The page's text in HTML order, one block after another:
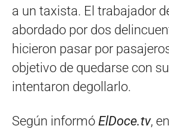
a un taxista. El trabajador
abordado por dos
hicieron pasar por
objetivo de quedarse con
intentaron degollarlo.
Según informó ElDoce.tv,